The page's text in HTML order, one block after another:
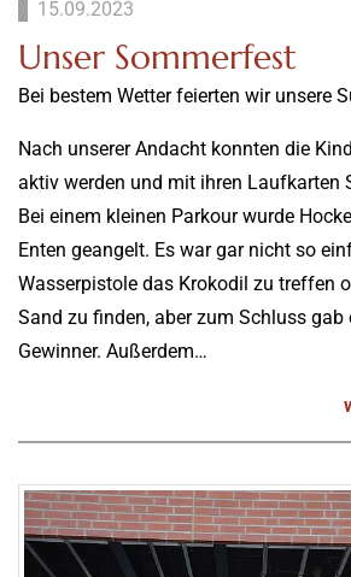
15.09.2023
Unser Sommerfest
Bei bestem Wetter feierten wir unsere
Nach unserer Andacht konnten die
aktiv werden und mit ihren Laufkarten
Bei einem kleinen Parkour wurde
Enten geangelt. Es war gar nicht so
Wasserpistole das Krokodil zu treffen
Sand zu finden, aber zum Schluss gab
Gewinner. Außerdem…